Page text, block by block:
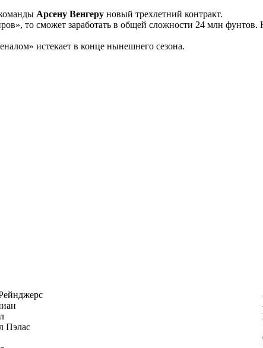
Арсену Венгеру новый трехлетний контракт.
то сможет заработать в общей сложности 24 млн
истекает в конце нынешнего сезона.
Пэлас